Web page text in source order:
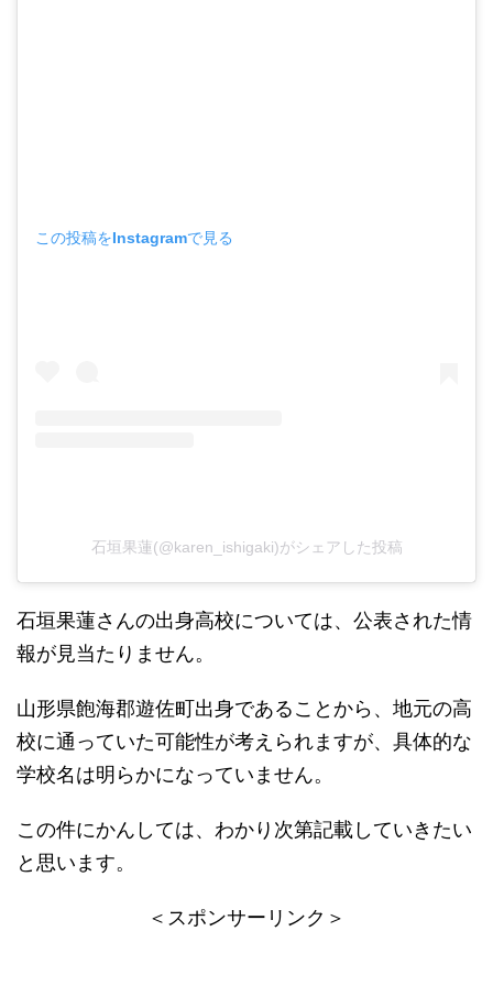
この投稿をInstagramで見る
石垣果蓮(@karen_ishigaki)がシェアした投稿
石垣果蓮さんの出身高校については、公表された情
報が見当たりません。
​山形県飽海郡遊佐町出身であることから、地元の高
校に通っていた可能性が考えられますが、具体的な
学校名は明らかになっていません。​
この件にかんしては、わかり次第記載していきたい
と思います。
＜スポンサーリンク＞